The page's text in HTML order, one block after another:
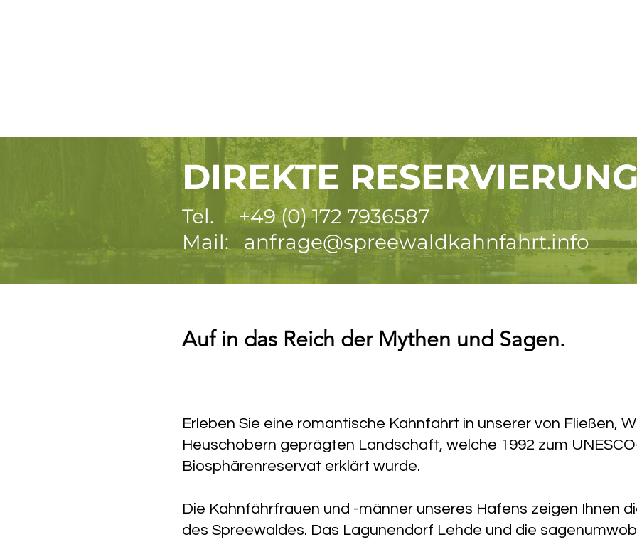
DIREKTE
Tel. +49 (0) 172 7936587
Mail: anfrage@spreewaldkahnfahrt.info
Auf in das Reich der Mythen und Sagen.
Erleben Sie eine romantische Kahnfahrt in unserer von Fließen,
Heuschobern geprägten Landschaft, welche 1992 zum
Biosphärenreservat erklärt wurde.
Die Kahnfährfrauen und -männer unseres Hafens zeigen Ihnen
des Spreewaldes. Das Lagunendorf Lehde und die